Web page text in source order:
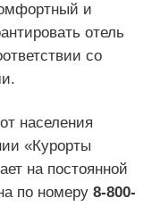
и
отель
со
населения
«Курорты
на постоянной
по номеру 8-800-